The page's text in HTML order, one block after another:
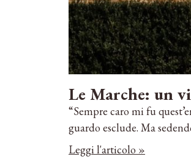
Le Marche: un
“Sempre caro mi fu
guardo esclude. Ma
Leggi l'articolo »